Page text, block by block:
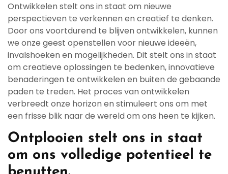
Ontwikkelen stelt ons in staat om nieuwe
perspectieven te verkennen en creatief te denken.
Door ons voortdurend te blijven ontwikkelen, kunnen
we onze geest openstellen voor nieuwe ideeën,
invalshoeken en mogelijkheden. Dit stelt ons in staat
om creatieve oplossingen te bedenken, innovatieve
benaderingen te ontwikkelen en buiten de gebaande
paden te treden. Het proces van ontwikkelen
verbreedt onze horizon en stimuleert ons om met
een frisse blik naar de wereld om ons heen te kijken.
Ontplooien stelt ons in staat
om ons volledige potentieel te